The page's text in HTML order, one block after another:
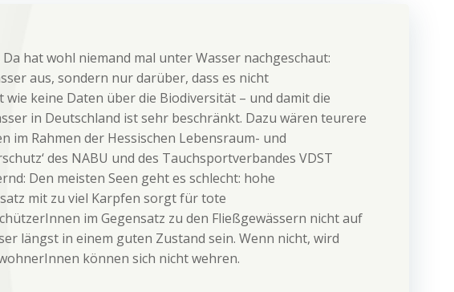
hat wohl niemand mal unter Wasser nachgeschaut:
aus, sondern nur darüber, dass es nicht
keine Daten über die Biodiversität – und damit die
in Deutschland ist sehr beschränkt. Dazu wären teurere
Rahmen der Hessischen Lebensraum- und
des NABU und des Tauchsportverbandes VDST
Den meisten Seen geht es schlecht: hohe
mit zu viel Karpfen sorgt für tote
im Gegensatz zu den Fließgewässern nicht auf
längst in einem guten Zustand sein. Wenn nicht, wird
können sich nicht wehren.